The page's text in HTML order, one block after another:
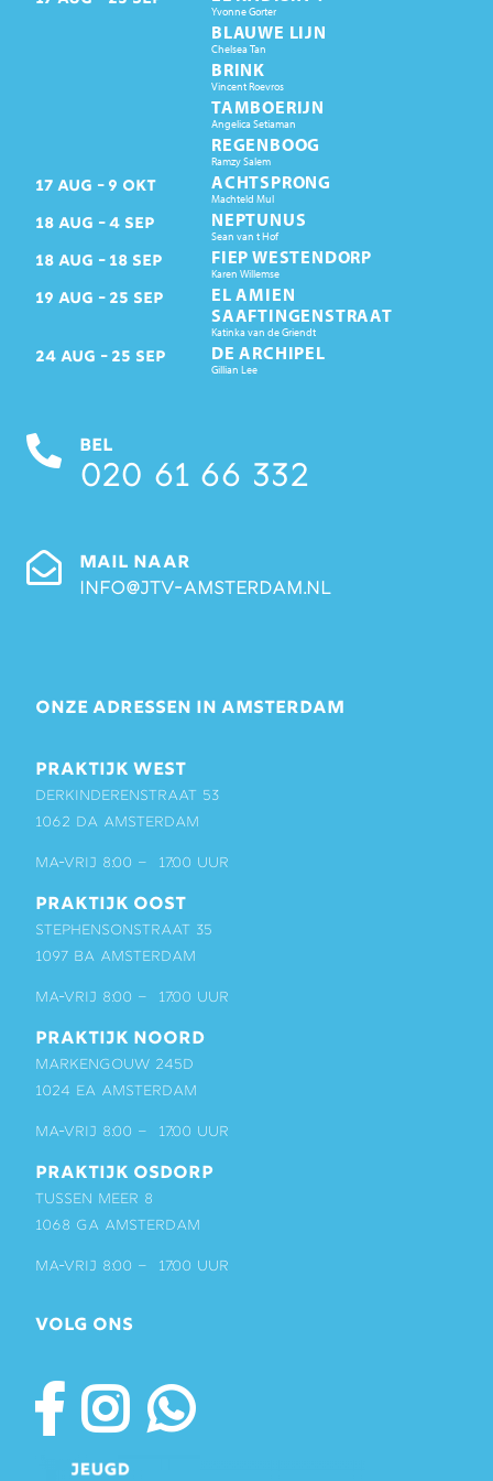
Yvonne Gorter
BLAUWE LIJN
Chelsea Tan
BRINK
Vincent Roevros
TAMBOERIJN
Angelica Setiaman
REGENBOOG
Ramzy Salem
17 AUG 9 OKT ACHTSPRONG
Machteld Mul
18 AUG 4 SEP NEPTUNUS
Sean van t Hof
18 AUG 18 SEP FIEP WESTENDORP
Karen Willemse
19 AUG 25 SEP
EL AMIEN
SAAFTINGENSTRAAT
Katinka van de Griendt
24 AUG 25 SEP DE ARCHIPEL
Gillian Lee
BEL
020 61 66 332
MAIL NAAR
info@jtv-amsterdam.nl
ONZE ADRESSEN IN AMSTERDAM
PRAKTIJK WEST
Derkinderenstraat 53
1062 DA Amsterdam
ma-vrij 8:00 – 17:00 uur
PRAKTIJK OOST
Stephensonstraat 35
1097 BA Amsterdam
ma-vrij 8:00 – 17:00 uur
PRAKTIJK NOORD
Markengouw 245D
1024 EA Amsterdam
ma-vrij 8:00 – 17:00 uur
PRAKTIJK OSDORP
Tussen Meer 8
1068 GA Amsterdam
ma-vrij 8:00 – 17:00 uur
VOLG ONS